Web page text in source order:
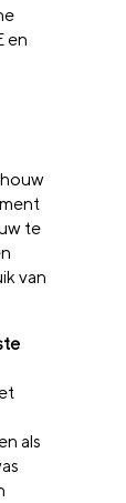
en
te
van
als